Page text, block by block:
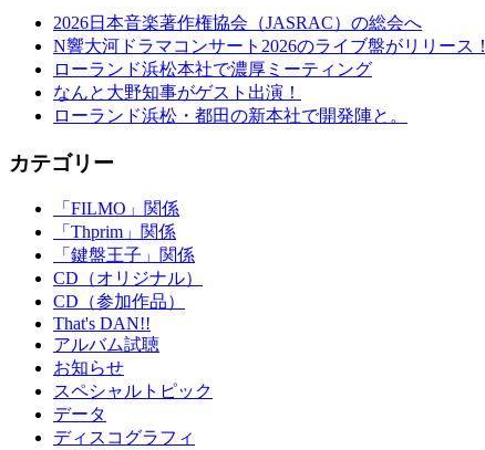
2026日本音楽著作権協会（JASRAC）の総会へ
N響大河ドラマコンサート2026のライブ盤がリリース！
ローランド浜松本社で濃厚ミーティング
なんと大野知事がゲスト出演！
ローランド浜松・都田の新本社で開発陣と。
カテゴリー
「FILMO」関係
「Thprim」関係
「鍵盤王子」関係
CD（オリジナル）
CD（参加作品）
That's DAN!!
アルバム試聴
お知らせ
スペシャルトピック
データ
ディスコグラフィ